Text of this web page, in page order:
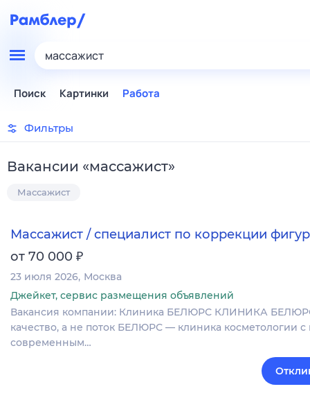
массажист
Поиск Картинки Работа
Фильтры
Вакансии «массажист»
Массажист
Массажист / специалист по коррекции
от 70 000 ₽
23 июля 2026 Москва
Джейкет, сервис размещения объявлений
Вакансия компании: Клиника БЕЛЮРС КЛИНИКА БЕЛЮРС
качество, а не поток БЕЛЮРС — клиника косметологии
современным…